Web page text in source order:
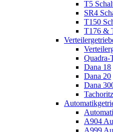
T5
SR4
T150
T176 &
Quadra-
Dana 18
Dana 20
Dana
A904
A999